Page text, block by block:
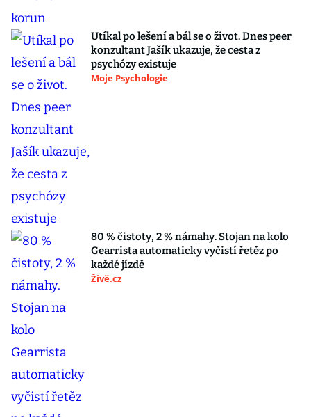
Utíkal po lešení a bál se o život. Dnes peer
konzultant Jašík ukazuje, že cesta z
psychózy existuje
Moje Psychologie
80 % čistoty, 2 % námahy. Stojan na kolo
Gearrista automaticky vyčistí řetěz po
každé jízdě
Živě.cz